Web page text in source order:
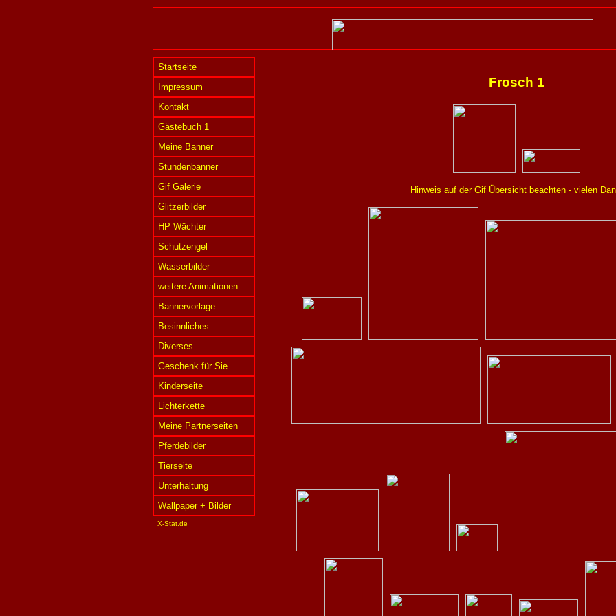
Startseite
Impressum
Kontakt
Gästebuch 1
Meine Banner
Stundenbanner
Gif Galerie
Glitzerbilder
HP Wächter
Schutzengel
Wasserbilder
weitere Animationen
Bannervorlage
Besinnliches
Diverses
Geschenk für Sie
Kinderseite
Lichterkette
Meine Partnerseiten
Pferdebilder
Tierseite
Unterhaltung
Wallpaper + Bilder
X-Stat.de
Frosch 1
Hinweis auf der Gif Übersicht beachten - vielen